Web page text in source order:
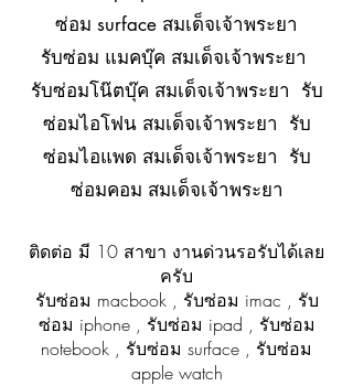
ซ่อม surface สมเด็จเจ้าพระยา
รับซ่อม แมคบุ๊ค สมเด็จเจ้าพระยา
รับซ่อมโน๊ตบุ๊ค สมเด็จเจ้าพระยา รับ
ซ่อมไอโฟน สมเด็จเจ้าพระยา รับ
ซ่อมไอแพด สมเด็จเจ้าพระยา รับ
ซ่อมคอม สมเด็จเจ้าพระยา
ติดต่อ มี 10 สาขา งานด่วนรอรับได้เลย
ครับ
รับซ่อม macbook , รับซ่อม imac , รับ
ซ่อม iphone , รับซ่อม ipad , รับซ่อม
notebook , รับซ่อม surface , รับซ่อม
apple watch